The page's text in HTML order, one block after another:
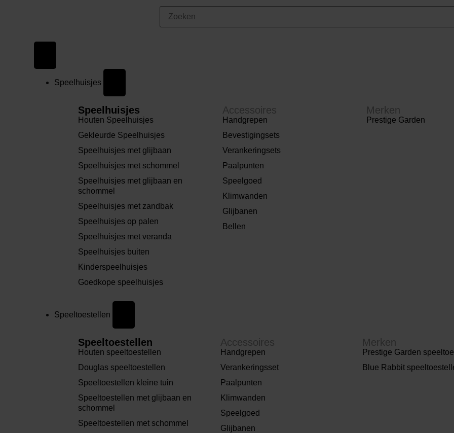
Speelhuisjes
Speelhuisjes
Houten Speelhuisjes
Gekleurde Speelhuisjes
Speelhuisjes met glijbaan
Speelhuisjes met schommel
Speelhuisjes met glijbaan en
schommel
Speelhuisjes met zandbak
Speelhuisjes op palen
Speelhuisjes met veranda
Speelhuisjes buiten
Kinderspeelhuisjes
Goedkope speelhuisjes
Accessoires
Handgrepen
Bevestigingsets
Verankeringsets
Paalpunten
Speelgoed
Klimwanden
Glijbanen
Bellen
Merken
Prestige Garden
Speeltoestellen
Speeltoestellen
Houten speeltoestellen
Douglas speeltoestellen
Speeltoestellen kleine tuin
Speeltoestellen met glijbaan en
schommel
Speeltoestellen met schommel
Accessoires
Handgrepen
Verankeringsset
Paalpunten
Klimwanden
Speelgoed
Glijbanen
Merken
Prestige Garden
Blue Rabbit